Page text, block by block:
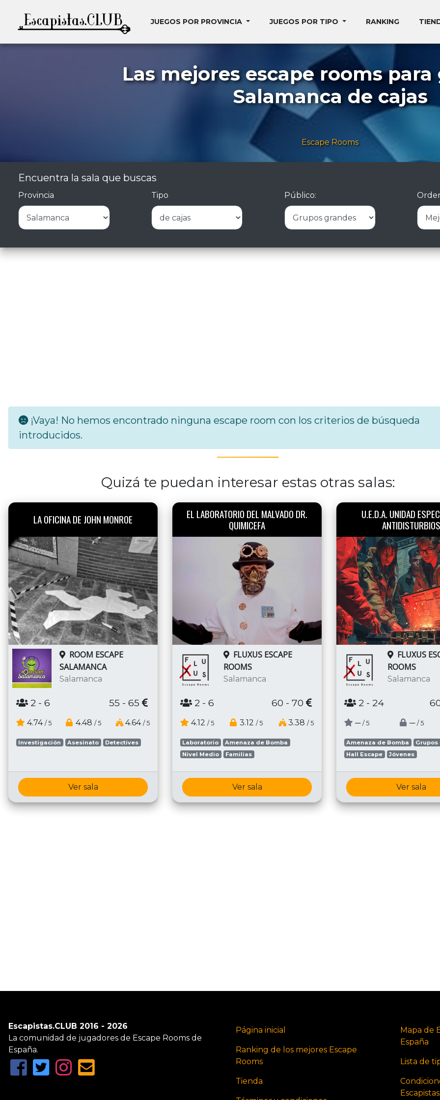
JUEGOS POR PROVINCIA JUEGOS POR TIPO RANKING
Las mejores escape rooms
Salamanca de cajas
Escape Rooms
Encuentra la sala que buscas
Provincia Tipo Público:
¡Vaya! No hemos encontrado ninguna escape room con los criterios de búsqueda
introducidos.
Quizá te puedan interesar estas otras salas:
LA OFICINA DE JOHN MONROE
ROOM ESCAPE
SALAMANCA
Salamanca
2 - 6 55 - 65
4.74 / 5 4.48 / 5 4.64 / 5
Investigación Asesinato Detectives
Ver sala
EL LABORATORIO DEL MALVADO DR.
QUIMICEFA
FLUXUS ESCAPE
ROOMS
Salamanca
2 - 6 60 - 70
4.12 / 5 3.12 / 5 3.38 / 5
Laboratorio
Amenaza de Bomba
Nivel Medio
Familias
Ver sala
U.E.D.A. UNIDAD
ANTIDISTURBIOS
FLUXUS
ROOMS
Salamanca
2 - 24
─ / 5 ─ / 5
Amenaza de Bomba
Hall Escape
Jóvenes
Ver sala
Escapistas.CLUB 2016 - 2026
La comunidad de jugadores de Escape Rooms de
España.
Página inicial
Ranking de los mejores Escape
Rooms
Tienda
Mapa de
España
Lista de